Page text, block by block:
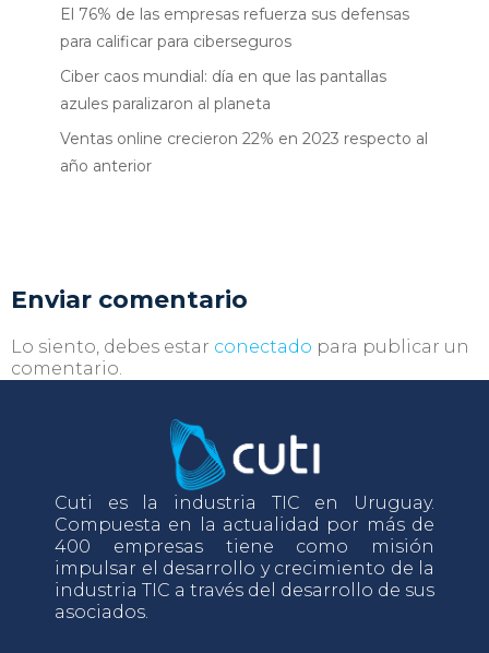
El 76% de las empresas refuerza sus defensas
para calificar para ciberseguros
Ciber caos mundial: día en que las pantallas
azules paralizaron al planeta
Ventas online crecieron 22% en 2023 respecto al
año anterior
Enviar comentario
Lo siento, debes estar conectado para publicar un
comentario.
Cuti es la industria TIC en Uruguay.
Compuesta en la actualidad por más de
400 empresas tiene como misión
impulsar el desarrollo y crecimiento de la
industria TIC a través del desarrollo de sus
asociados.